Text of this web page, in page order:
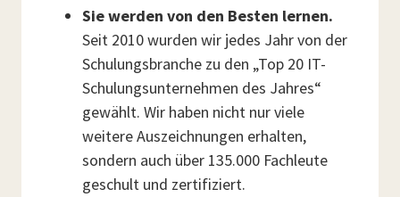
Sie werden von den Besten lernen.
Seit 2010 wurden wir jedes Jahr von der
Schulungsbranche zu den „Top 20 IT-
Schulungsunternehmen des Jahres“
gewählt. Wir haben nicht nur viele
weitere Auszeichnungen erhalten,
sondern auch über 135.000 Fachleute
geschult und zertifiziert.